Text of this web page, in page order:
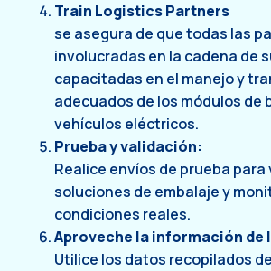
Train Logistics Partners
se asegura de que todas las
involucradas en la cadena de
capacitadas en el manejo y
adecuados de los módulos de
vehículos eléctricos.
Prueba y validación:
Realice envíos de prueba para
soluciones de embalaje y
condiciones reales.
Aproveche la información de
Utilice los datos recopilados